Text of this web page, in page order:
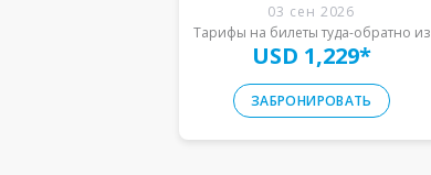
03 сен 2026
Тарифы на билеты туда-обратно из
USD 1,229*
ЗАБРОНИРОВАТЬ